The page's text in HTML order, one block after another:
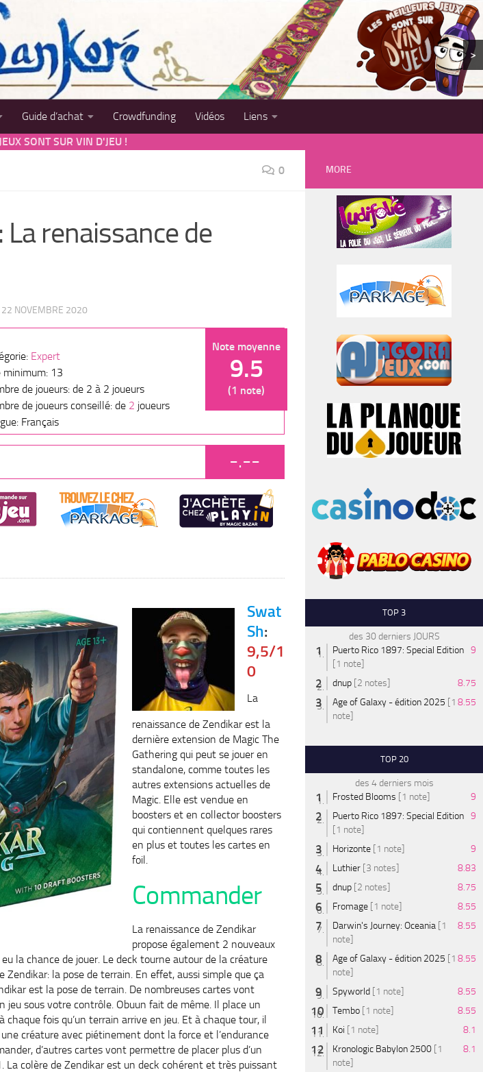
>
Guide d’achat Crowdfunding Vidéos
Liens
SONT SUR VIN D'JEU !
0
renaissance de
22 NOVEMBRE 2020
Note moyenne
9.5
(1 note)
Expert
minimum: 13
de joueurs: de 2 à 2 joueurs
de joueurs conseillé: de 2 joueurs
Français
-.--
Swat
Sh:
9,5/1
0
La
renaissance de Zendikar est la
dernière extension de Magic The
Gathering qui peut se jouer en
standalone, comme toutes les
autres extensions actuelles de
Magic. Elle est vendue en
boosters et en collector boosters
qui contiennent quelques rares
en plus et toutes les cartes en
foil.
Commander
La renaissance de Zendikar
propose également 2 nouveaux
la chance de jouer. Le deck tourne autour de la créature
Zendikar: la pose de terrain. En effet, aussi simple que ça
est la pose de terrain. De nombreuses cartes vont
sous votre contrôle. Obuun fait de même. Il place un
fois qu’un terrain arrive en jeu. Et à chaque tour, il
créature avec piétinement dont la force et l’endurance
d’autres cartes vont permettre de placer plus d’un
La colère de Zendikar est un deck cohérent et très puissant
MORE
TOP 3
des 30 derniers JOURS
Puerto Rico 1897: Special Edition
[1 note]
9
dnup [2 notes]
8.75
Age of Galaxy - édition 2025 [1
note]
8.55
TOP 20
des 4 derniers mois
Frosted Blooms [1 note]
9
Puerto Rico 1897: Special Edition
[1 note]
9
Horizonte [1 note]
9
Luthier [3 notes]
8.83
dnup [2 notes]
8.75
Fromage [1 note]
8.55
Darwin's Journey: Oceania [1
note]
8.55
Age of Galaxy - édition 2025 [1
note]
8.55
Spyworld [1 note]
8.55
Tembo [1 note]
8.55
Koi [1 note]
8.1
Kronologic Babylon 2500 [1
note]
8.1